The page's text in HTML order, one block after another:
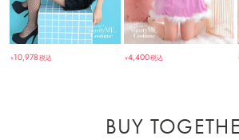
￥10,978税込 ￥4,400税込
BUY